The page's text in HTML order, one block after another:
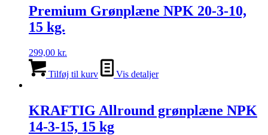
Premium Grønplæne NPK 20-3-10,
15 kg.
299,00 kr.
Tilføj til kurv Vis detaljer
KRAFTIG Allround grønplæne NPK
14-3-15, 15 kg